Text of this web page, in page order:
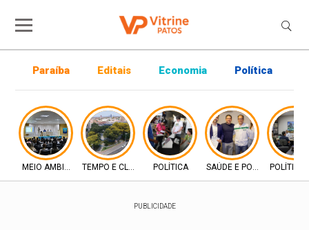
Paraíba Editais Economia Política
MEIO AMBIENTETEMPO E CLIMA POLÍTICA SAÚDE E POLÍTICAPOLÍTICA
PUBLICIDADE